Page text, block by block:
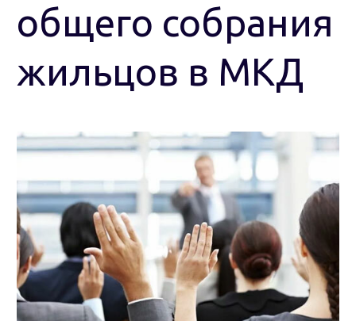
общего собрания
жильцов в МКД